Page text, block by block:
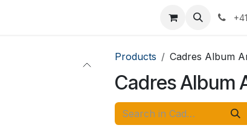
Contactez-nous
Products Cadres Album
Cadres Album